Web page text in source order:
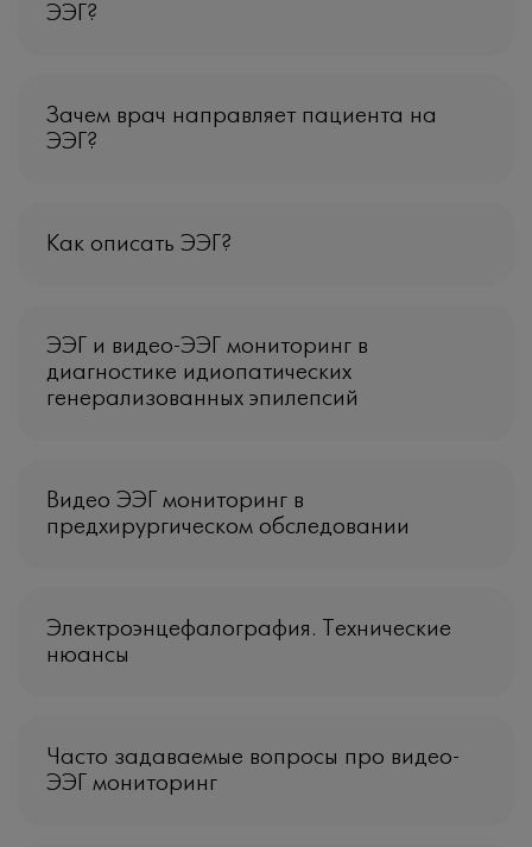
ЭЭГ?
Зачем врач направляет пациента на
ЭЭГ?
Как описать ЭЭГ?
ЭЭГ и видео-ЭЭГ мониторинг в
диагностике идиопатических
генерализованных эпилепсий
Видео ЭЭГ мониторинг в
предхирургическом обследовании
Электроэнцефалография. Технические
нюансы
Часто задаваемые вопросы про видео-
ЭЭГ мониторинг